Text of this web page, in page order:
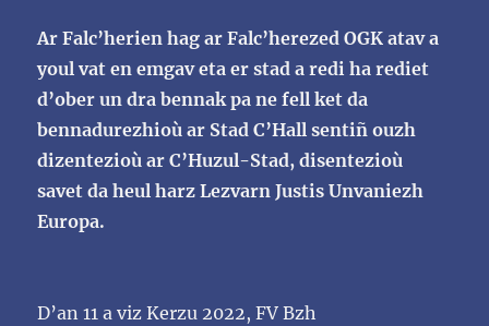
Ar Falc’herien hag ar Falc’herezed OGK atav a
youl vat en emgav eta er stad a redi ha rediet
d’oberun dra bennak pa ne fell ket da
bennadurezhioù ar Stad C’Hall sentiñ ouzh
dizentezioù ar C’Huzul-Stad, disentezioù
savet da heul harz Lezvarn Justis Unvaniezh
Europa.
D’an 11 a viz Kerzu 2022, FV Bzh